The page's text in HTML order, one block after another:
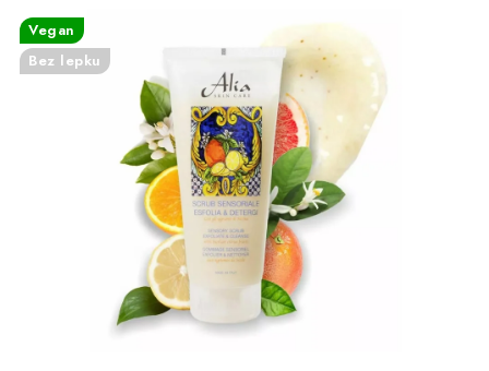
ZDRAVÉ POTRAVINY
ZDRAVOTNÍ OKRUHY
Odborný garant MUDr. Monika Klaudysová
Obchodní podmínky Kontakty
Vegan
Bez lepku